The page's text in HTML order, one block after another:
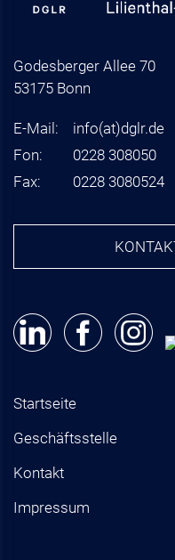
Godesberger Allee 70
53175 Bonn
E-Mail: info(at)dglr.de
Fon:
0228 308050
Fax:
0228 3080524
Startseite
Geschäftsstelle
Kontakt
Impressum